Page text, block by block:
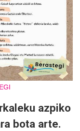
azpiko
bota arte.